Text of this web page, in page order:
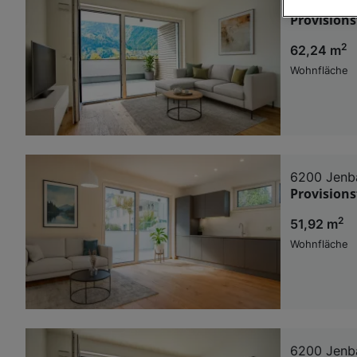
62,24 m2
Wohnfläche
6200
51,92 m2
Wohnfläche
6200
Wir und